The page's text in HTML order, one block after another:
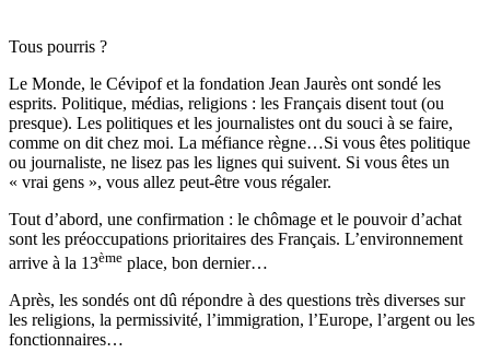
Tous pourris ?
Le Monde, le Cévipof et la fondation Jean Jaurès ont sondé les
esprits. Politique, médias, religions : les Français disent tout (ou
presque). Les politiques et les journalistes ont du souci à se faire,
comme on dit chez moi. La méfiance règne…Si vous êtes politique
ou journaliste, ne lisez pas les lignes qui suivent. Si vous êtes un
« vrai gens », vous allez peut-être vous régaler.
Tout d’abord, une confirmation : le chômage et le pouvoir d’achat
sont les préoccupations prioritaires des Français. L’environnement
arrive à la 13ème place, bon dernier…
Après, les sondés ont dû répondre à des questions très diverses sur
les religions, la permissivité, l’immigration, l’Europe, l’argent ou les
fonctionnaires…